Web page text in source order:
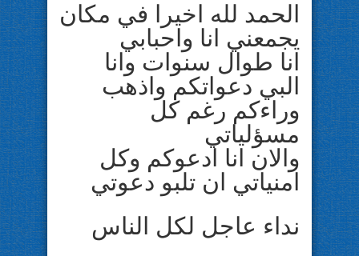
الحمد لله اخيرا في مكان
يجمعني انا واحبابي
انا طوال سنوات وانا
البي دعواتكم واذهب
وراءكم رغم كل
مسؤلياتي
والان انا ادعوكم وكل
امنياتي ان تلبو دعوتي
نداء عاجل لكل الناس